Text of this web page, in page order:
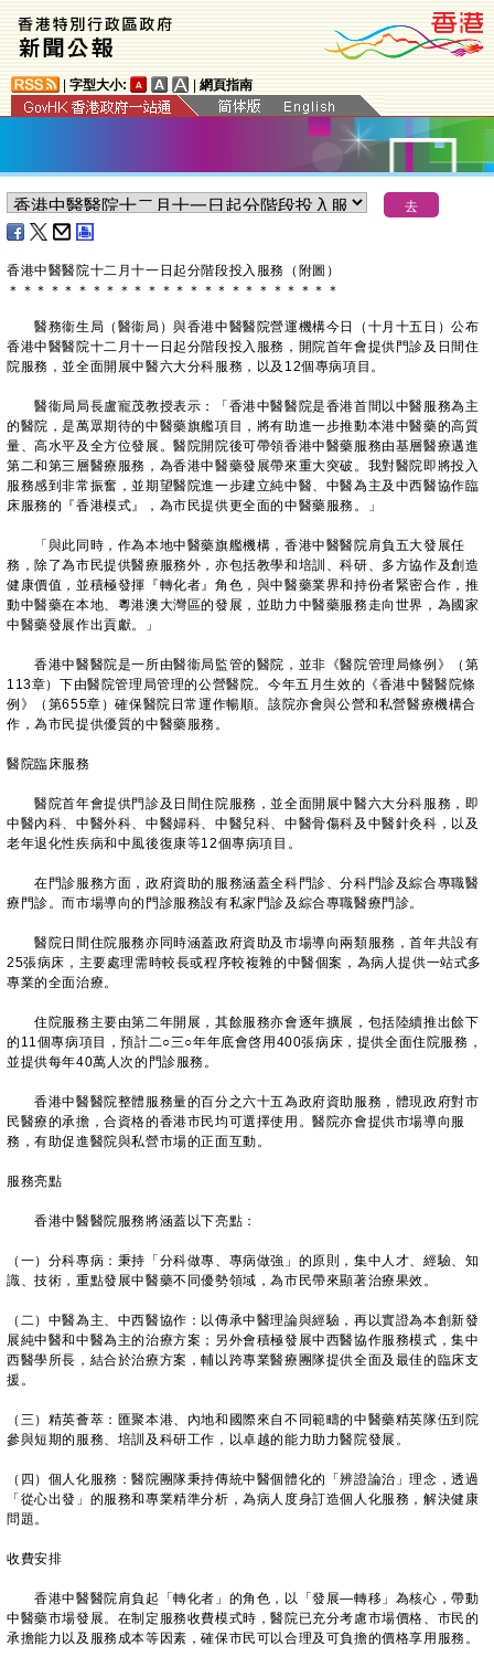
字型大小: 網頁指南
​香港中醫醫院十二月十一日起分階段投入服務（附圖）
＊ ＊ ＊ ＊ ＊ ＊ ＊ ＊ ＊ ＊ ＊ ＊ ＊ ＊ ＊ ＊ ＊ ＊ ＊ ＊ ＊ ＊ ＊ ＊
醫務衞生局（醫衞局）與香港中醫醫院營運機構今日（十月十五日）公布
香港中醫醫院十二月十一日起分階段投入服務，開院首年會提供門診及日間住
院服務，並全面開展中醫六大分科服務，以及12個專病項目。
醫衞局局長盧寵茂教授表示：「香港中醫醫院是香港首間以中醫服務為主
的醫院，是萬眾期待的中醫藥旗艦項目，將有助進一步推動本港中醫藥的高質
量、高水平及全方位發展。醫院開院後可帶領香港中醫藥服務由基層醫療邁進
第二和第三層醫療服務，為香港中醫藥發展帶來重大突破。我對醫院即將投入
服務感到非常振奮，並期望醫院進一步建立純中醫、中醫為主及中西醫協作臨
床服務的『香港模式』，為市民提供更全面的中醫藥服務。」
「與此同時，作為本地中醫藥旗艦機構，香港中醫醫院肩負五大發展任
務，除了為市民提供醫療服務外，亦包括教學和培訓、科研、多方協作及創造
健康價值，並積極發揮『轉化者』角色，與中醫藥業界和持份者緊密合作，推
動中醫藥在本地、粵港澳大灣區的發展，並助力中醫藥服務走向世界，為國家
中醫藥發展作出貢獻。」
香港中醫醫院是一所由醫衞局監管的醫院，並非《醫院管理局條例》（第
113章）下由醫院管理局管理的公營醫院。今年五月生效的《香港中醫醫院條
例》（第655章）確保醫院日常運作暢順。該院亦會與公營和私營醫療機構合
作，為市民提供優質的中醫藥服務。
醫院臨床服務
醫院首年會提供門診及日間住院服務，並全面開展中醫六大分科服務，即
中醫內科、中醫外科、中醫婦科、中醫兒科、中醫骨傷科及中醫針灸科，以及
老年退化性疾病和中風後復康等12個專病項目。
在門診服務方面，政府資助的服務涵蓋全科門診、分科門診及綜合專職醫
療門診。而市場導向的門診服務設有私家門診及綜合專職醫療門診。
醫院日間住院服務亦同時涵蓋政府資助及市場導向兩類服務，首年共設有
25張病床，主要處理需時較長或程序較複雜的中醫個案，為病人提供一站式多
專業的全面治療。
住院服務主要由第二年開展，其餘服務亦會逐年擴展，包括陸續推出餘下
的11個專病項目，預計二○三○年年底會啓用400張病床，提供全面住院服務，
並提供每年40萬人次的門診服務。
香港中醫醫院整體服務量的百分之六十五為政府資助服務，體現政府對市
民醫療的承擔，合資格的香港市民均可選擇使用。醫院亦會提供市場導向服
務，有助促進醫院與私營市場的正面互動。
服務亮點
香港中醫醫院服務將涵蓋以下亮點：
（一）分科專病：秉持「分科做專、專病做強」的原則，集中人才、經驗、知
識、技術，重點發展中醫藥不同優勢領域，為市民帶來顯著治療果效。
（二）中醫為主、中西醫協作：以傳承中醫理論與經驗，再以實證為本創新發
展純中醫和中醫為主的治療方案；另外會積極發展中西醫協作服務模式，集中
西醫學所長，結合於治療方案，輔以跨專業醫療團隊提供全面及最佳的臨床支
援。
（三）精英薈萃：匯聚本港、內地和國際來自不同範疇的中醫藥精英隊伍到院
參與短期的服務、培訓及科研工作，以卓越的能力助力醫院發展。
（四）個人化服務：醫院團隊秉持傳統中醫個體化的「辨證論治」理念，透過
「從心出發」的服務和專業精準分析，為病人度身訂造個人化服務，解決健康
問題。
收費安排
香港中醫醫院肩負起「轉化者」的角色，以「發展—轉移」為核心，帶動
中醫藥市場發展。在制定服務收費模式時，醫院已充分考慮市場價格、市民的
承擔能力以及服務成本等因素，確保市民可以合理及可負擔的價格享用服務。